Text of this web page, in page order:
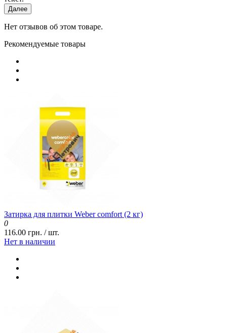
Далее
Нет отзывов об этом товаре.
Рекомендуемые товары
Затирка для плитки Weber comfort (2 кг)
0
116.00 грн. / шт.
Нет в наличии